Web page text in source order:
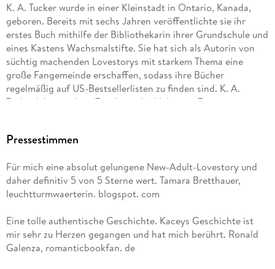
K. A. Tucker wurde in einer Kleinstadt in Ontario, Kanada,
geboren. Bereits mit sechs Jahren veröffentlichte sie ihr
erstes Buch mithilfe der Bibliothekarin ihrer Grundschule und
eines Kastens Wachsmalstifte. Sie hat sich als Autorin von
süchtig machenden Lovestorys mit starkem Thema eine
große Fangemeinde erschaffen, sodass ihre Bücher
regelmäßig auf US-Bestsellerlisten zu finden sind. K. A.
Tucker lebt mit ihrer Familie in der Nähe von Toronto.
Pressestimmen
Für mich eine absolut gelungene New-Adult-Lovestory und
daher definitiv 5 von 5 Sterne wert. Tamara Bretthauer,
leuchtturmwaerterin. blogspot. com
Eine tolle authentische Geschichte. Kaceys Geschichte ist
mir sehr zu Herzen gegangen und hat mich berührt. Ronald
Galenza, romanticbookfan. de